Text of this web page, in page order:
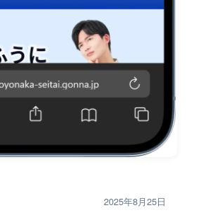
2025年8月25日